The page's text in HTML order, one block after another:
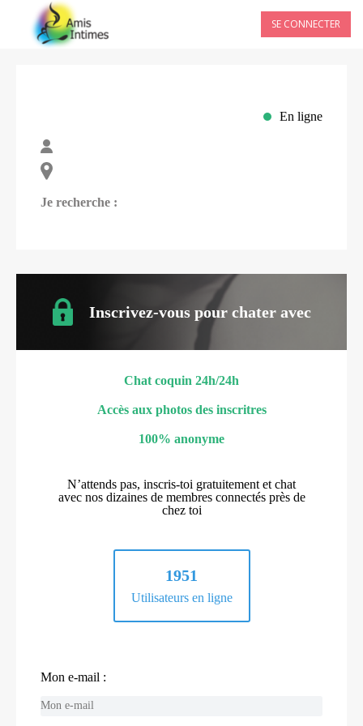
SE CONNECTER
En ligne
Je recherche :
Inscrivez-vous pour chater avec
Chat coquin 24h/24h
Accès aux photos des inscritres
100% anonyme
N’attends pas, inscris-toi gratuitement et chat
avec nos dizaines de membres connectés près de
chez toi
1951
Utilisateurs en ligne
Mon e-mail :